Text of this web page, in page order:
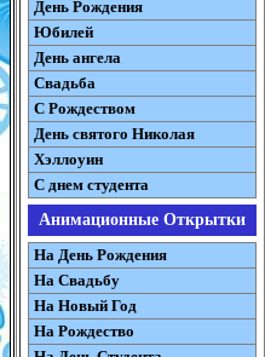
День Рождения
Юбилей
День ангела
Свадьба
С Рождеством
День святого Николая
Хэллоуин
С днем студента
Анимационные Открытки
На День Рождения
На Свадьбу
На Новый Год
На Рождество